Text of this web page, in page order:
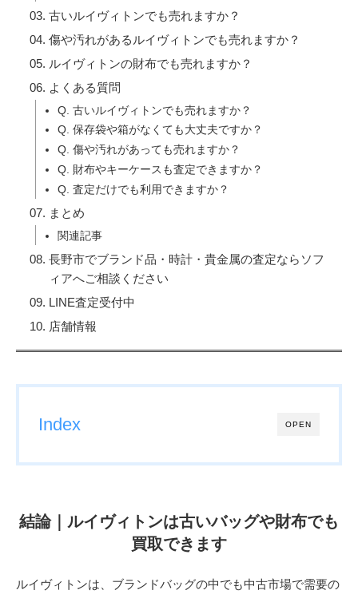
古いルイヴィトンでも売れますか？
傷や汚れがあるルイヴィトンでも売れますか？
ルイヴィトンの財布でも売れますか？
よくある質問
Q. 古いルイヴィトンでも売れますか？
Q. 保存袋や箱がなくても大丈夫ですか？
Q. 傷や汚れがあっても売れますか？
Q. 財布やキーケースも査定できますか？
Q. 査定だけでも利用できますか？
まとめ
関連記事
長野市でブランド品・時計・貴金属の査定ならソフ
ィアへご相談ください
LINE査定受付中
店舗情報
OPEN
Index
結論｜ルイヴィトンは古いバッグや財布でも
買取できます
ルイヴィトンは、ブランドバッグの中でも中古市場で需要の